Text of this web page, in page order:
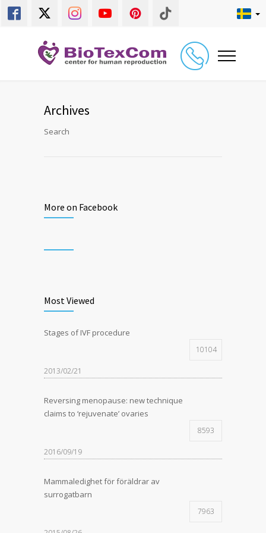
Archives
Search
More on Facebook
Most Viewed
Stages of IVF procedure
10104
2013/02/21
Reversing menopause: new technique
claims to ‘rejuvenate’ ovaries
8593
2016/09/19
Mammaledighet för föräldrar av
surrogatbarn
7963